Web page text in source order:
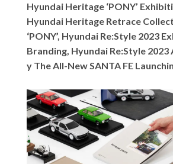
Hyundai Heritage ‘PONY’
Hyundai Heritage Retrace
‘PONY’, Hyundai Re:Style 2023
Branding, Hyundai Re:Style
y The All-New SANTA FE